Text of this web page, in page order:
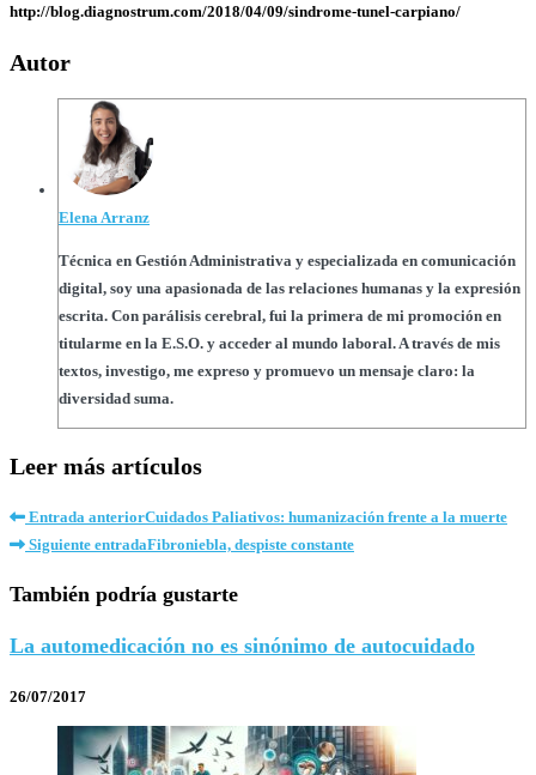
http://blog.diagnostrum.com/2018/04/09/sindrome-tunel-carpiano/
Autor
Elena Arranz
Técnica en Gestión Administrativa y especializada en comunicación
digital, soy una apasionada de las relaciones humanas y la expresión
escrita. Con parálisis cerebral, fui la primera de mi promoción en
titularme en la E.S.O. y acceder al mundo laboral. A través de mis
textos, investigo, me expreso y promuevo un mensaje claro: la
diversidad suma.
Leer más artículos
Entrada anteriorCuidados Paliativos: humanización frente a la muerte
Siguiente entradaFibroniebla, despiste constante
También podría gustarte
La automedicación no es sinónimo de autocuidado
26/07/2017